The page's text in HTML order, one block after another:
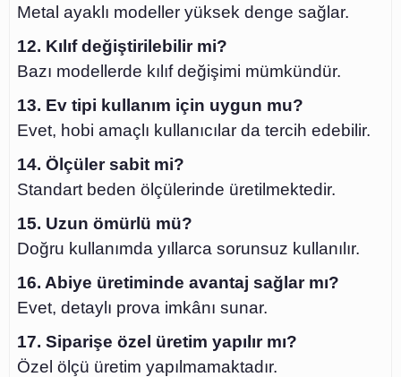
Metal ayaklı modeller yüksek denge sağlar.
12. Kılıf değiştirilebilir mi?
Bazı modellerde kılıf değişimi mümkündür.
13. Ev tipi kullanım için uygun mu?
Evet, hobi amaçlı kullanıcılar da tercih edebilir.
14. Ölçüler sabit mi?
Standart beden ölçülerinde üretilmektedir.
15. Uzun ömürlü mü?
Doğru kullanımda yıllarca sorunsuz kullanılır.
16. Abiye üretiminde avantaj sağlar mı?
Evet, detaylı prova imkânı sunar.
17. Siparişe özel üretim yapılır mı?
Özel ölçü üretim yapılmamaktadır.